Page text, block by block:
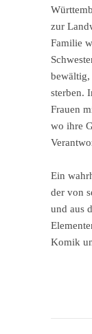
zur
Familie
bewältig,
sterben.
Frauen
wo ihre
Ein
der von
und aus
Komik